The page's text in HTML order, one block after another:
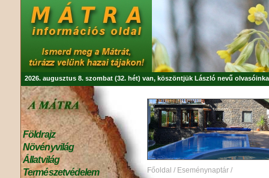
2026. augusztus 8. szombat (32. hét) van, köszöntjük László nevű
Földrajz
Növényvilág
Állatvilág
Természetvédelem
Főoldal / Eseménynaptár /